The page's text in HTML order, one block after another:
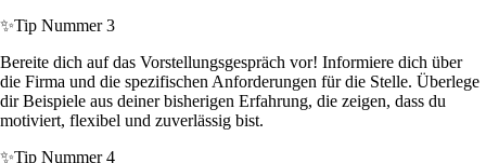
✨Tip Nummer 3
Bereite dich auf das Vorstellungsgespräch vor! Informiere dich über
die Firma und die spezifischen Anforderungen für die Stelle. Überlege
dir Beispiele aus deiner bisherigen Erfahrung, die zeigen, dass du
motiviert, flexibel und zuverlässig bist.
✨Tip Nummer 4